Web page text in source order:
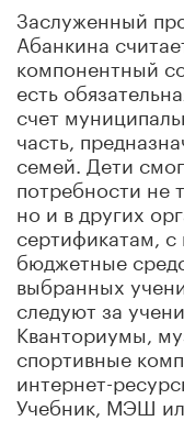
Заслуженный
Абанкина
компонентный
есть
счет
часть,
семей. Дети
потребности не
но и в других
сертификатам, с
бюджетные
выбранных
следуют за
Кванториумы,
спортивные
интернет-
Учебник, МЭШ